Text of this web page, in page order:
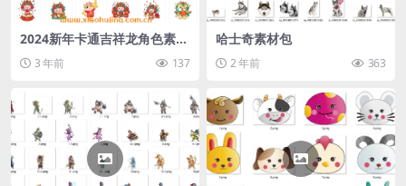
2024新年卡通吉祥龙角色素材
3 年前 137
哈士奇素材包
2 年前 363